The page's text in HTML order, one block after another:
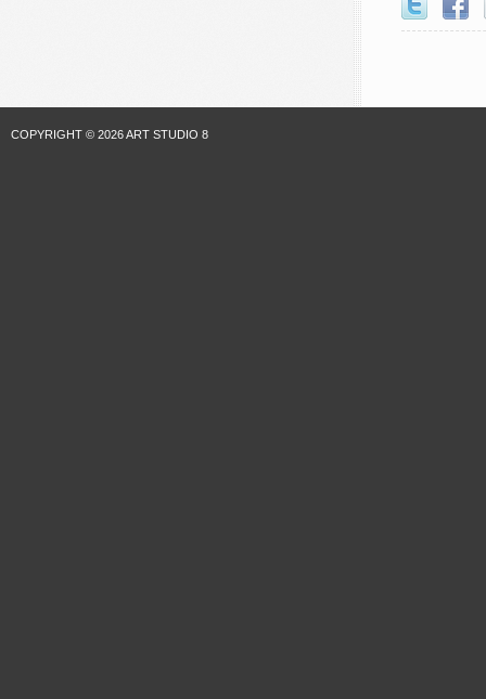
COPYRIGHT © 2026 ART STUDIO 8